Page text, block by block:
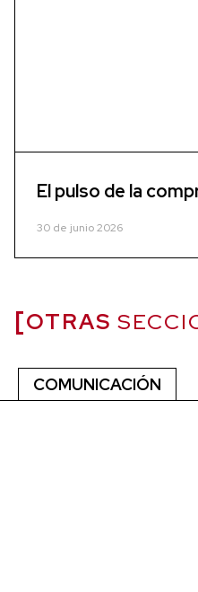
El pulso de la
30 de junio 2026
OTRAS
COMUNICACIÓN